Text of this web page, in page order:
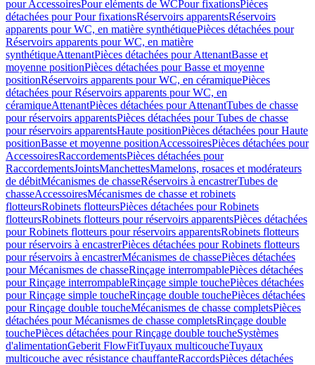
pour AccessoiresPour eléments de WCPour fixationsPièces
détachées pour Pour fixationsRéservoirs apparentsRéservoirs
apparents pour WC, en matière synthétiquePièces détachées pour
Réservoirs apparents pour WC, en matière
synthétiqueAttenantPièces détachées pour AttenantBasse et
moyenne positionPièces détachées pour Basse et moyenne
positionRéservoirs apparents pour WC, en céramiquePièces
détachées pour Réservoirs apparents pour WC, en
céramiqueAttenantPièces détachées pour AttenantTubes de chasse
pour réservoirs apparentsPièces détachées pour Tubes de chasse
pour réservoirs apparentsHaute positionPièces détachées pour Haute
positionBasse et moyenne positionAccessoiresPièces détachées pour
AccessoiresRaccordementsPièces détachées pour
RaccordementsJointsManchettesMamelons, rosaces et modérateurs
de débitMécanismes de chasseRéservoirs à encastrerTubes de
chasseAccessoiresMécanismes de chasse et robinets
flotteursRobinets flotteursPièces détachées pour Robinets
flotteursRobinets flotteurs pour réservoirs apparentsPièces détachées
pour Robinets flotteurs pour réservoirs apparentsRobinets flotteurs
pour réservoirs à encastrerPièces détachées pour Robinets flotteurs
pour réservoirs à encastrerMécanismes de chassePièces détachées
pour Mécanismes de chasseRinçage interrompablePièces détachées
pour Rinçage interrompableRinçage simple touchePièces détachées
pour Rinçage simple toucheRinçage double touchePièces détachées
pour Rinçage double toucheMécanismes de chasse completsPièces
détachées pour Mécanismes de chasse completsRinçage double
touchePièces détachées pour Rinçage double toucheSystèmes
d'alimentationGeberit FlowFitTuyaux multicoucheTuyaux
multicouche avec résistance chauffanteRaccordsPièces détachées